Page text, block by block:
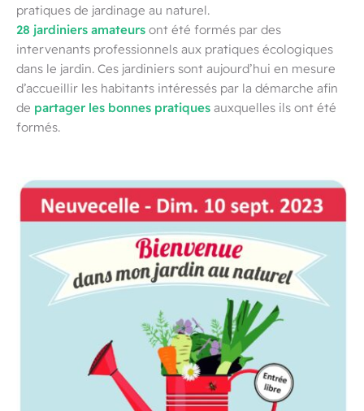
pratiques de jardinage au naturel.
28 jardiniers amateurs ont été formés par des
intervenants professionnels aux pratiques écologiques
dans le jardin. Ces jardiniers sont aujourd’hui en mesure
d’accueillir les habitants intéressés par la démarche afin
de partager les bonnes pratiques auxquelles ils ont été
formés.